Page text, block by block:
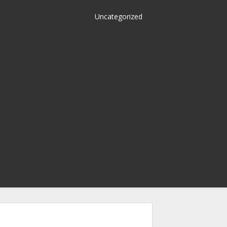
Uncategorized